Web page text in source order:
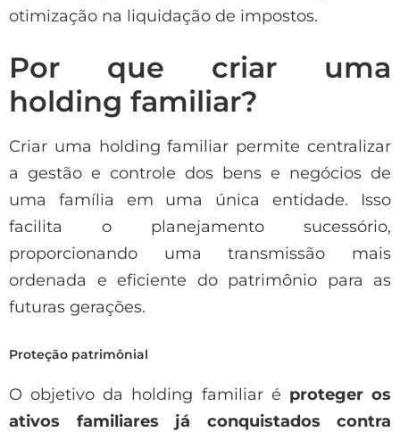
otimização na liquidação de impostos.
Por que criar uma
holding familiar?
Criar uma holding familiar permite centralizar
a gestão e controle dos bens e negócios de
uma família em uma única entidade. Isso
facilita o planejamento sucessório,
proporcionando uma transmissão mais
ordenada e eficiente do patrimônio para as
futuras gerações.
Proteção patrimônial
O objetivo da holding familiar é proteger os
ativos familiares já conquistados contra